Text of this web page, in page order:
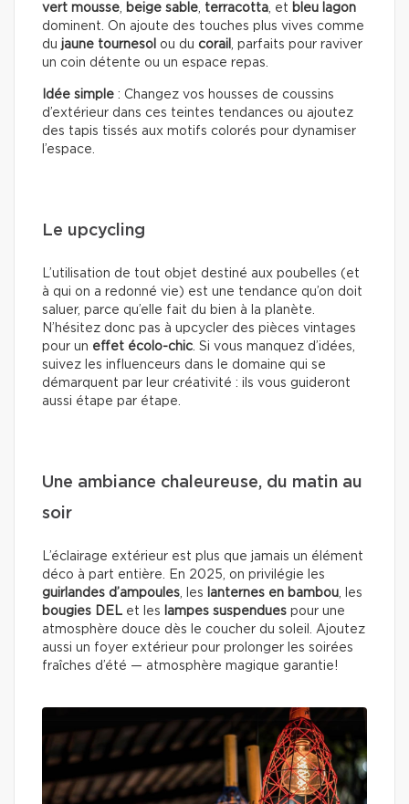
vert mousse
beige sable terracotta , et bleu lagon
dominent. On ajoute des touches plus vives comme
du jaune tournesol ou du corail
, parfaits pour raviver
un coin détente ou un espace repas.
Idée simple : Changez vos housses de coussins
d’extérieur dans ces teintes tendances ou ajoutez
des tapis tissés aux motifs colorés pour dynamiser
l’espace.
Le upcycling
L’utilisation de tout objet destiné aux poubelles (et
à qui on a redonné vie) est une tendance qu’on doit
saluer, parce qu’elle fait du bien à la planète.
N’hésitez donc pas à upcycler des pièces vintages
pour un effet écolo-chic . Si vous manquez d’idées,
suivez les influenceurs dans le domaine qui se
démarquent par leur créativité : ils vous guideront
aussi étape par étape.
Une ambiance chaleureuse, du matin au
soir
L’éclairage extérieur est plus que jamais un élément
déco à part entière. En 2025, on privilégie les
guirlandes d’ampoules , les lanternes en bambou , les
bougies DEL et les lampes suspendues pour une
atmosphère douce dès le coucher du soleil. Ajoutez
aussi un foyer extérieur pour prolonger les soirées
fraîches d’été — atmosphère magique garantie!